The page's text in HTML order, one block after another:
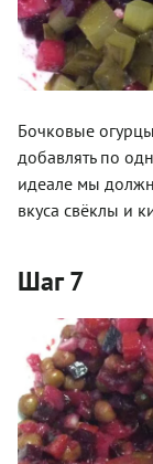
Бочковые
добавлять по
идеале мы
вкуса свёклы и
Шаг 7